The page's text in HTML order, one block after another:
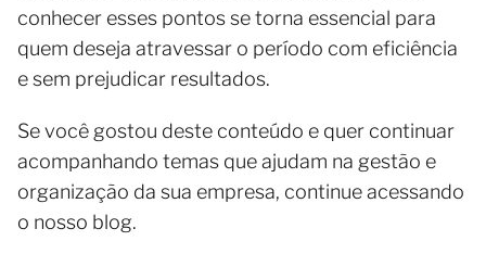
conhecer esses pontos se torna essencial para
quem deseja atravessar o período com eficiência
e sem prejudicar resultados.
Se você gostou deste conteúdo e quer continuar
acompanhando temas que ajudam na gestão e
organização da sua empresa, continue acessando
o nosso blog.